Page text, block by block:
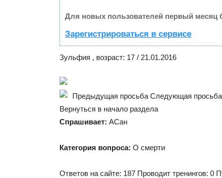
Для новых пользователей первый месяц
Зарегистрироваться в сервисе
Зульфия , возраст: 17 / 21.01.2016
Предыдущая просьба Следующая просьба
Вернуться в начало раздела
Спрашивает: АСан
Категория вопроса: О смерти
Ответов на сайте: 187 Проводит тренингов: 0